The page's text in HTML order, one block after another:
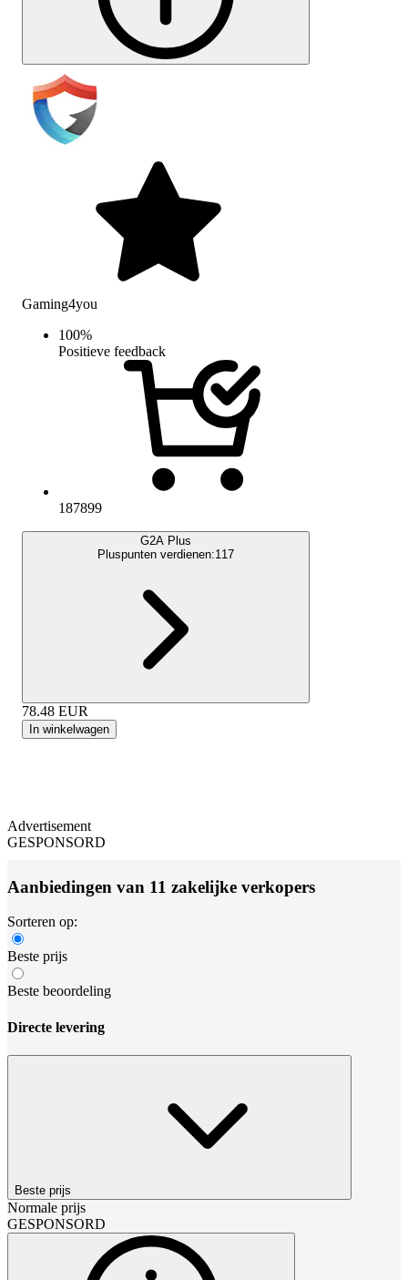
Gaming4you
100%
Positieve feedback
187899
G2A Plus
Pluspunten verdienen:117
78.48 EUR
In winkelwagen
Advertisement
GESPONSORD
Aanbiedingen van 11 zakelijke verkopers
Sorteren op:
Beste prijs
Beste beoordeling
Directe levering
Beste prijs
Normale prijs
GESPONSORD